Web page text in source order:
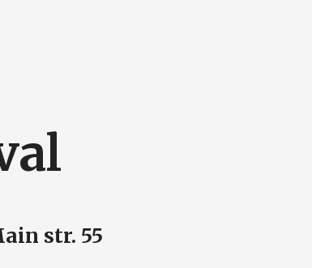
str. 55